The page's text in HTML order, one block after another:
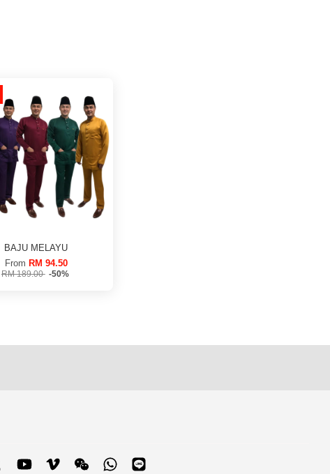
BAJU MELAYU
From RM 94.50
RM 189.00 -50%
Tumblr YouTube Vimeo Wechat Whatsapp